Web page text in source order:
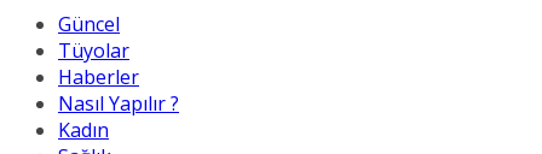
Güncel
Tüyolar
Haberler
Nasıl Yapılır ?
Kadın